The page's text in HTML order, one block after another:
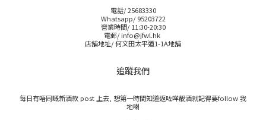
電話/ 25683330
Whatsapp/ 95203722
營業時間/ 11:30-20:30
電郵/ info@jfwl.hk
店舖地址/ 何文田太平道1-1A地舖
追蹤我們
每日有唔同嘅新酒款 post 上去, 想第一時間知道返咗咩靚酒就記得要follow 我
地喇